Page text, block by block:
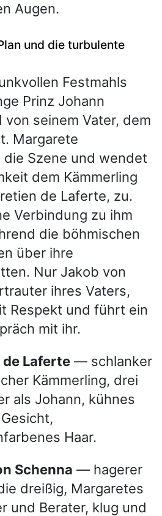
Augen.
und die turbulente
Festmahls
Prinz Johann
seinem Vater, dem
Margarete
Szene und wendet
dem Kämmerling
de Laferte, zu.
Verbindung zu ihm
die böhmischen
über ihre
Nur Jakob von
ihres Vaters,
Respekt und führt ein
mit ihr.
de Laferte — schlanker
Kämmerling, drei
als Johann, kühnes
Haar.
Schenna — hagerer
dreißig, Margaretes
und Berater, klug und